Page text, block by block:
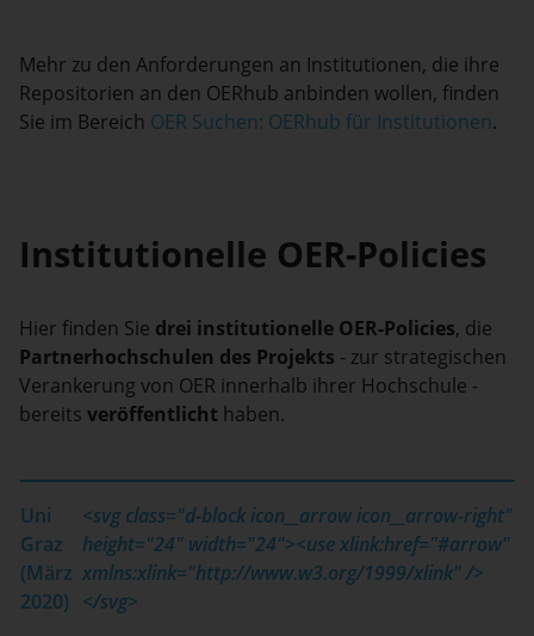
Mehr zu den Anforderungen an Institutionen, die ihre
Repositorien an den OERhub anbinden wollen, finden
Sie im Bereich OER Suchen: OERhub für Institutionen.
Institutionelle OER-Policies
Hier finden Sie drei institutionelle OER-Policies, die
Partnerhochschulen des Projekts - zur strategischen
Verankerung von OER innerhalb ihrer Hochschule -
bereits veröffentlicht haben.
Uni
Graz
(März
2020)
<svg class="d-block icon__arrow icon__arrow-right"
height="24" width="24"><use xlink:href="#arrow"
xmlns:xlink="http://www.w3.org/1999/xlink" />
</svg>